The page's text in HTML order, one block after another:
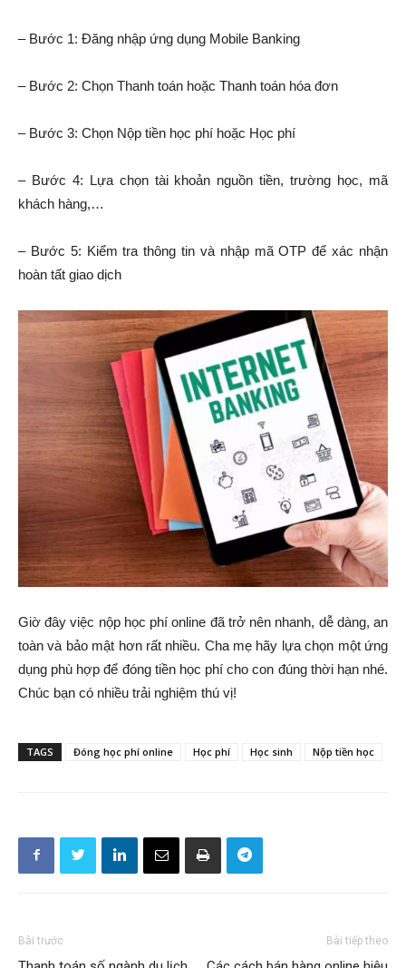
– Bước 1: Đăng nhập ứng dụng Mobile Banking
– Bước 2: Chọn Thanh toán hoặc Thanh toán hóa đơn
– Bước 3: Chọn Nộp tiền học phí hoặc Học phí
– Bước 4: Lựa chọn tài khoản nguồn tiền, trường học, mã
khách hàng,…
– Bước 5: Kiểm tra thông tin và nhập mã OTP để xác nhận
hoàn tất giao dịch
Giờ đây việc nộp học phí online đã trở nên nhanh, dễ dàng, an
toàn và bảo mật hơn rất nhiều. Cha mẹ hãy lựa chọn một ứng
dụng phù hợp để đóng tiền học phí cho con đúng thời hạn nhé.
Chúc bạn có nhiều trải nghiệm thú vị!
TAGS Đóng học phí online Học phí Học sinh Nộp tiền học
Bài trước Bài tiếp theo